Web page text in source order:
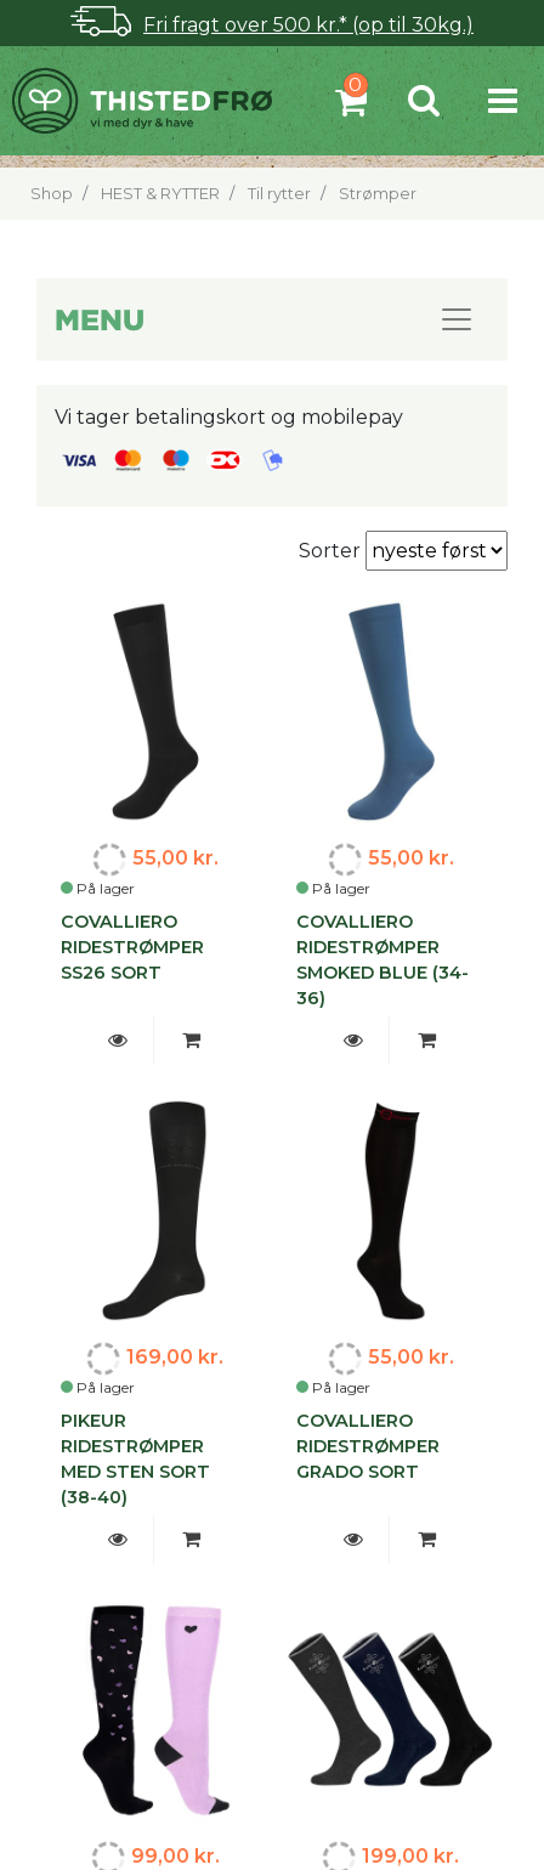
Fri fragt over 500 kr.* (op til 30kg.)
Shop HEST & RYTTER Til rytter Strømper
MENU
Vi tager betalingskort og mobilepay
Sorter
På lager
55,00 kr.
COVALLIERO
RIDESTRØMPER
SS26 SORT
På lager
55,00 kr.
COVALLIERO
RIDESTRØMPER
SMOKED BLUE (34-
36)
På lager
169,00 kr.
PIKEUR
RIDESTRØMPER
MED STEN SORT
(38-40)
På lager
55,00 kr.
COVALLIERO
RIDESTRØMPER
GRADO SORT
99,00 kr. 199,00 kr.